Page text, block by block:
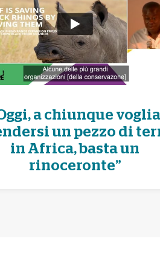
a chiunque voglia
un pezzo di
in Africa, basta un
rinoceronte”